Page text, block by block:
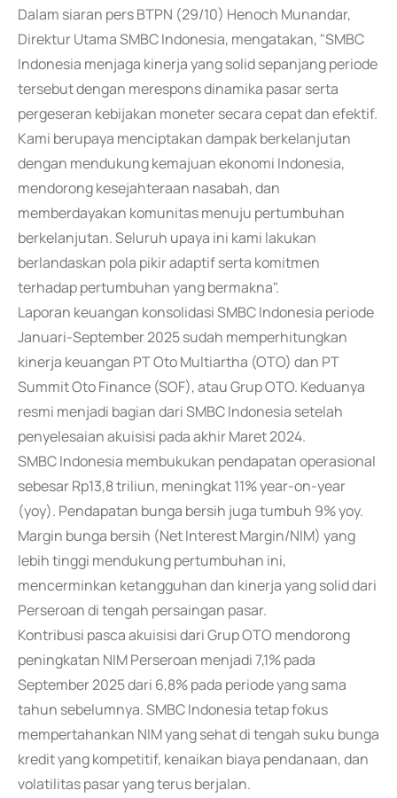
Dalam siaran pers BTPN (29/10) Henoch Munandar,
Direktur Utama SMBC Indonesia, mengatakan, "SMBC
Indonesia menjaga kinerja yang solid sepanjang periode
tersebut dengan merespons dinamika pasar serta
pergeseran kebijakan moneter secara cepat dan efektif.
Kami berupaya menciptakan dampak berkelanjutan
dengan mendukung kemajuan ekonomi Indonesia,
mendorong kesejahteraan nasabah, dan
memberdayakan komunitas menuju pertumbuhan
berkelanjutan. Seluruh upaya ini kami lakukan
berlandaskan pola pikir adaptif serta komitmen
terhadap pertumbuhan yang bermakna".
Laporan keuangan konsolidasi SMBC Indonesia periode
Januari-September 2025 sudah memperhitungkan
kinerja keuangan PT Oto Multiartha (OTO) dan PT
Summit Oto Finance (SOF), atau Grup OTO. Keduanya
resmi menjadi bagian dari SMBC Indonesia setelah
penyelesaian akuisisi pada akhir Maret 2024.
SMBC Indonesia membukukan pendapatan operasional
sebesar Rp13,8 triliun, meningkat 11% year-on-year
(yoy). Pendapatan bunga bersih juga tumbuh 9% yoy.
Margin bunga bersih (Net Interest Margin/NIM) yang
lebih tinggi mendukung pertumbuhan ini,
mencerminkan ketangguhan dan kinerja yang solid dari
Perseroan di tengah persaingan pasar.
Kontribusi pasca akuisisi dari Grup OTO mendorong
peningkatan NIM Perseroan menjadi 7,1% pada
September 2025 dari 6,8% pada periode yang sama
tahun sebelumnya. SMBC Indonesia tetap fokus
mempertahankan NIM yang sehat di tengah suku bunga
kredit yang kompetitif, kenaikan biaya pendanaan, dan
volatilitas pasar yang terus berjalan.